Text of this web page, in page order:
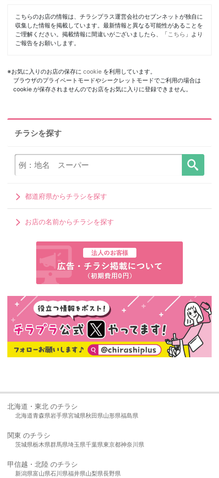
こちらのお店の情報は、チラシプラス運営会社のセブンネットが独自に
収集した情報を掲載しています。最新情報と異なる可能性があることを
ご理解ください。掲載情報に間違いがございましたら、「 こちら 」より
ご報告をお願いします。
※お気に入りのお店の保存に cookie を利用しています。
ブラウザのプライベートモードやシークレットモードでご利用の場合は
cookie が保存されませんのでお店をお気に入りに登録できません。
チラシを探す
都道府県からチラシを探す
お店の名前からチラシを探す
北海道・東北 のチラシ
北海道青森県岩手県宮城県秋田県山形県福島県
関東 のチラシ
茨城県栃木県群馬県埼玉県千葉県東京都神奈川県
甲信越・北陸 のチラシ
新潟県富山県石川県福井県山梨県長野県